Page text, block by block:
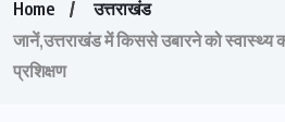
Home
उत्तराखंड
जानें,उत्तराखंड में किससे उबारने को स्वास्थ्य
प्रशिक्षण